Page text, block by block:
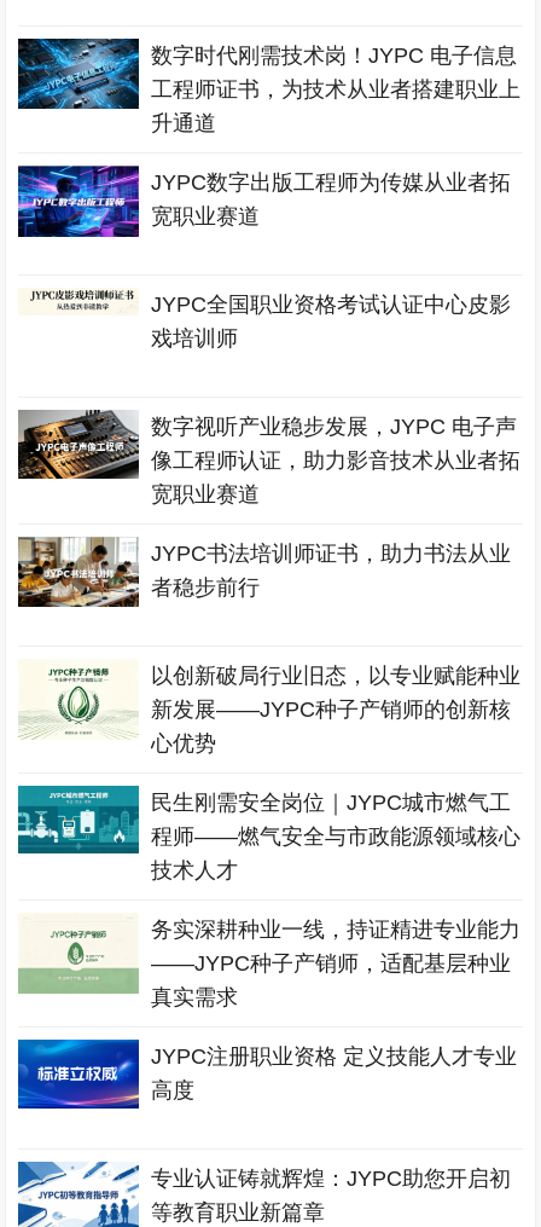
数字时代刚需技术岗！JYPC 电子信息
工程师证书，为技术从业者搭建职业上
升通道
JYPC数字出版工程师为传媒从业者拓
宽职业赛道
JYPC全国职业资格考试认证中心皮影
戏培训师
数字视听产业稳步发展，JYPC 电子声
像工程师认证，助力影音技术从业者拓
宽职业赛道
JYPC书法培训师证书，助力书法从业
者稳步前行
以创新破局行业旧态，以专业赋能种业
新发展——JYPC种子产销师的创新核
心优势
民生刚需安全岗位｜JYPC城市燃气工
程师——燃气安全与市政能源领域核心
技术人才
务实深耕种业一线，持证精进专业能力
——JYPC种子产销师，适配基层种业
真实需求
JYPC注册职业资格 定义技能人才专业
高度
专业认证铸就辉煌：JYPC助您开启初
等教育职业新篇章